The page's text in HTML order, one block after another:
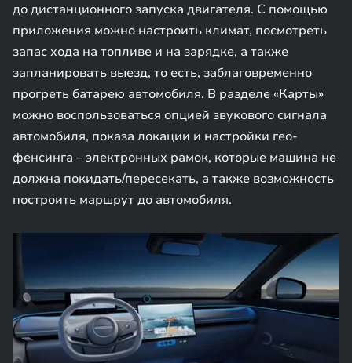
до дистанционного запуска двигателя. С помощью
приложения можно настроить климат, посмотреть
запас хода на топливе и на зарядке, а также
запланировать выезд, то есть, заблаговременно
прогреть батарею автомобиля. В разделе «Карты»
можно воспользоваться опцией звукового сигнала
автомобиля, показа локации и настройки гео-
фенсинга – электронных рамок, которые машина не
должна покидать/пересекать, а также возможность
построить маршрут до автомобиля.